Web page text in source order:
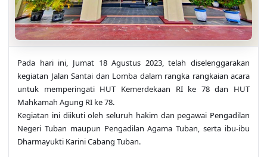
Pada hari ini, Jumat 18 Agustus 2023, telah diselenggarakan
kegiatan Jalan Santai dan Lomba dalam rangka rangkaian acara
untuk memperingati HUT Kemerdekaan RI ke 78 dan HUT
Mahkamah Agung RI ke 78.
Kegiatan ini diikuti oleh seluruh hakim dan pegawai Pengadilan
Negeri Tuban maupun Pengadilan Agama Tuban, serta ibu-ibu
Dharmayukti Karini Cabang Tuban.